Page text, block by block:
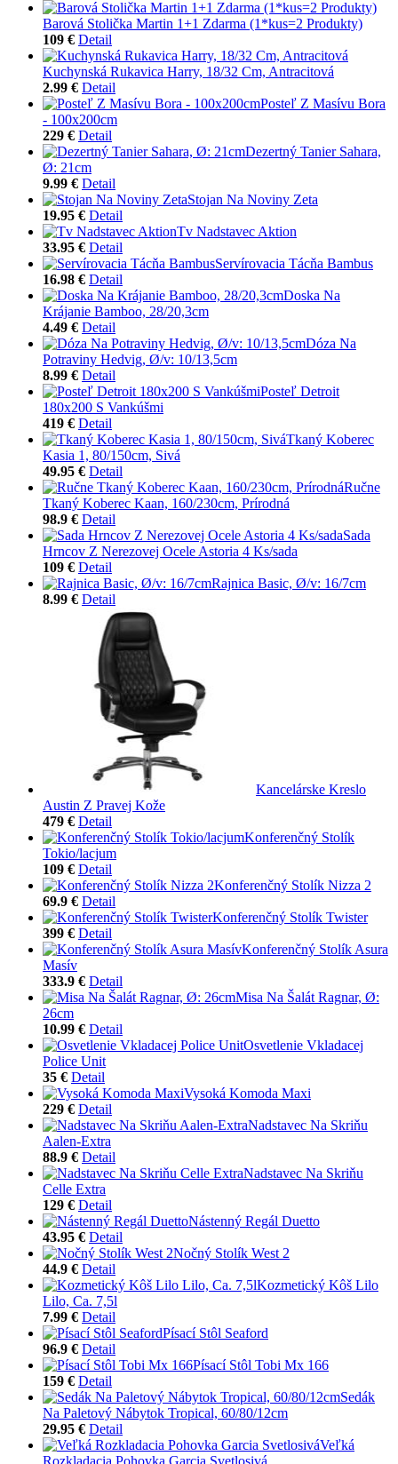
Barová Stolička Martin 1+1 Zdarma (1*kus=2 Produkty)
109 € Detail
Kuchynská Rukavica Harry, 18/32 Cm, Antracitová
2.99 € Detail
Posteľ Z Masívu Bora
- 100x200cm
229 € Detail
Dezertný Tanier Sahara,
Ø: 21cm
9.99 € Detail
Stojan Na Noviny Zeta
19.95 € Detail
Tv Nadstavec Aktion
33.95 € Detail
Servírovacia Tácňa Bambus
16.98 € Detail
Doska Na
Krájanie Bamboo, 28/20,3cm
4.49 € Detail
Dóza Na
Potraviny Hedvig, Ø/v: 10/13,5cm
8.99 € Detail
Posteľ Detroit
180x200 S Vankúšmi
419 € Detail
Tkaný Koberec
Kasia 1, 80/150cm, Sivá
49.95 € Detail
Ručne
Tkaný Koberec Kaan, 160/230cm, Prírodná
98.9 € Detail
Sada
Hrncov Z Nerezovej Ocele Astoria 4 Ks/sada
109 € Detail
Rajnica Basic, Ø/v: 16/7cm
8.99 € Detail
Kancelárske Kreslo
Austin Z Pravej Kože
479 € Detail
Konferenčný Stolík
Tokio/lacjum
109 € Detail
Konferenčný Stolík Nizza 2
69.9 € Detail
Konferenčný Stolík Twister
399 € Detail
Konferenčný Stolík Asura
Masív
333.9 € Detail
Misa Na Šalát Ragnar, Ø:
26cm
10.99 € Detail
Osvetlenie Vkladacej
Police Unit
35 € Detail
Vysoká Komoda Maxi
229 € Detail
Nadstavec Na Skriňu
Aalen-Extra
88.9 € Detail
Nadstavec Na Skriňu
Celle Extra
129 € Detail
Nástenný Regál Duetto
43.95 € Detail
Nočný Stolík West 2
44.9 € Detail
Kozmetický Kôš Lilo
Lilo, Ca. 7,5l
7.99 € Detail
Písací Stôl Seaford
96.9 € Detail
Písací Stôl Tobi Mx 166
159 € Detail
Sedák
Na Paletový Nábytok Tropical, 60/80/12cm
29.95 € Detail
Veľká
Rozkladacia Pohovka Garcia Svetlosivá